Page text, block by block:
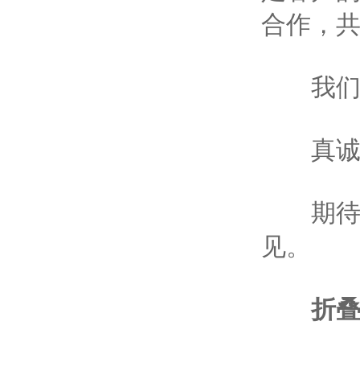
合作，
我们
真诚
期待
见。
折